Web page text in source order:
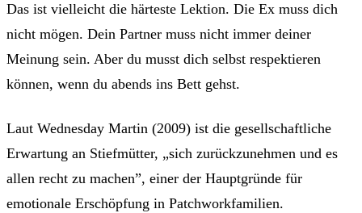
Das ist vielleicht die härteste Lektion. Die Ex muss dich
nicht mögen. Dein Partner muss nicht immer deiner
Meinung sein. Aber du musst dich selbst respektieren
können, wenn du abends ins Bett gehst.
Laut Wednesday Martin (2009) ist die gesellschaftliche
Erwartung an Stiefmütter, „sich zurückzunehmen und es
allen recht zu machen”, einer der Hauptgründe für
emotionale Erschöpfung in Patchworkfamilien.